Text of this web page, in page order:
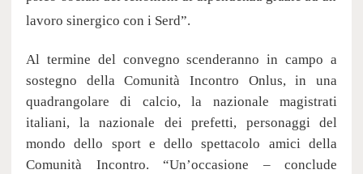
lavoro sinergico con i Serd”.
Al termine del convegno scenderanno in campo a
sostegno della Comunità Incontro Onlus, in una
quadrangolare di calcio, la nazionale magistrati
italiani, la nazionale dei prefetti, personaggi del
mondo dello sport e dello spettacolo amici della
Comunità Incontro. “Un’occasione – conclude